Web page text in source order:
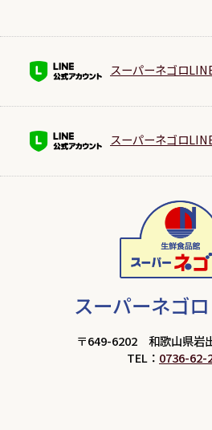
スーパーネゴロ
スーパーネゴロ
スーパーネゴ
〒649-6202 和歌山県岩
TEL： 0736-62-